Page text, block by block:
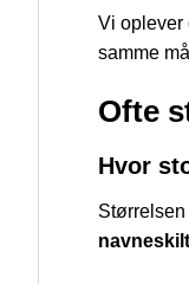
Vi oplever
samme
Ofte
Hvor
navneskilt